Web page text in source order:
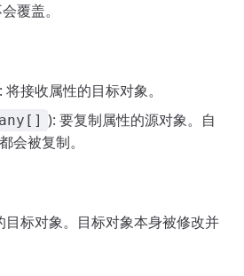
覆盖。
将接收属性的目标对象。
any[] ): 要复制属性的源对象。自
会被复制。
目标对象。目标对象本身被修改并